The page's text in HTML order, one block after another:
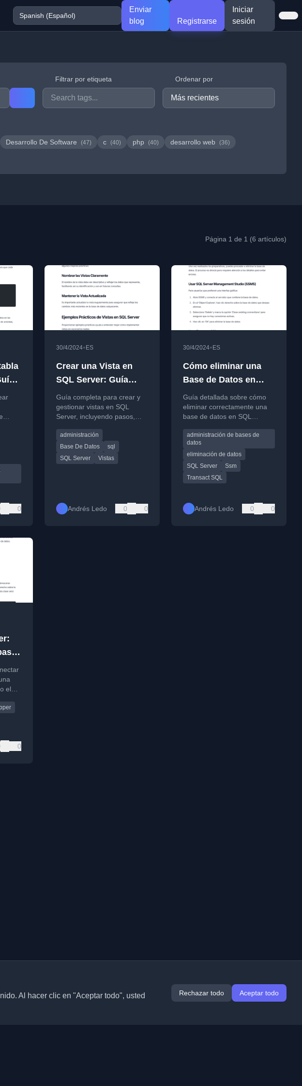
Enviar
blog
Registrarse
Iniciar
sesión
Filtrar por etiqueta Ordenar por
Desarrollo De Software (47) c (40) php (40) desarrollo web (36)
Página 1 de 1 (6 artículos)
0
30/4/2024• ES
Crear una Vista en
SQL Server: Guía
Completa
Guía completa para crear y
gestionar vistas en SQL
Server, incluyendo pasos,
prácticos.
administración
Base De Datos
sql
SQL Server
Vistas
Andrés Ledo 0 0
30/4/2024• ES
Cómo eliminar una
Base de Datos en
SQL Server
Guía detallada sobre cómo
eliminar correctamente una
base de datos en SQL
preparativos y métodos.
administración de bases de
datos
eliminación de datos
SQL Server
Ssm
Transact SQL
Andrés Ledo 0 0
el
un
0
Al hacer clic en "Aceptar todo", usted
Rechazar todo Aceptar todo